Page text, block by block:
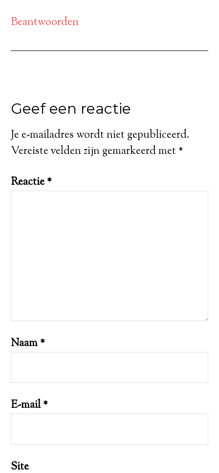
Beantwoorden
Geef een reactie
Je e-mailadres wordt niet gepubliceerd.
Vereiste velden zijn gemarkeerd met*
Reactie*
Naam*
E-mail*
Site